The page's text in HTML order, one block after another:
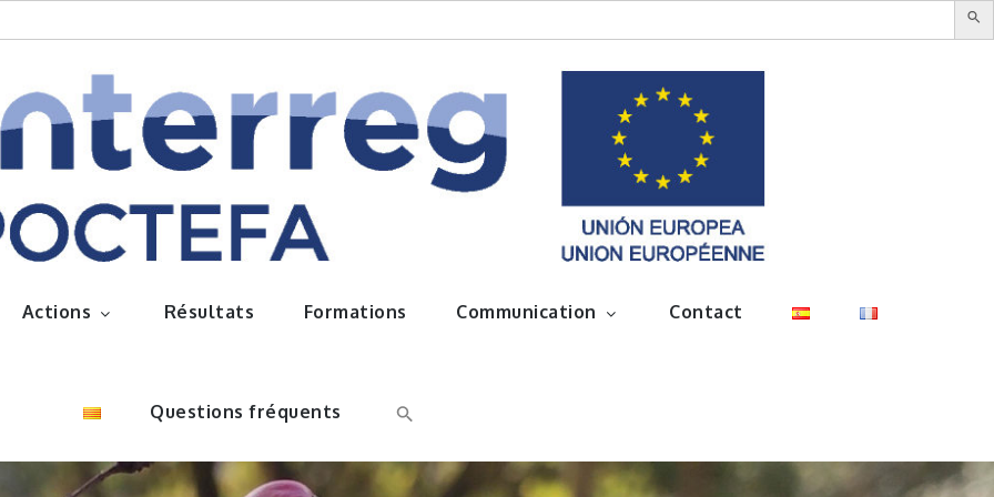
Actions Résultats Formations Communication Contact
Questions fréquents